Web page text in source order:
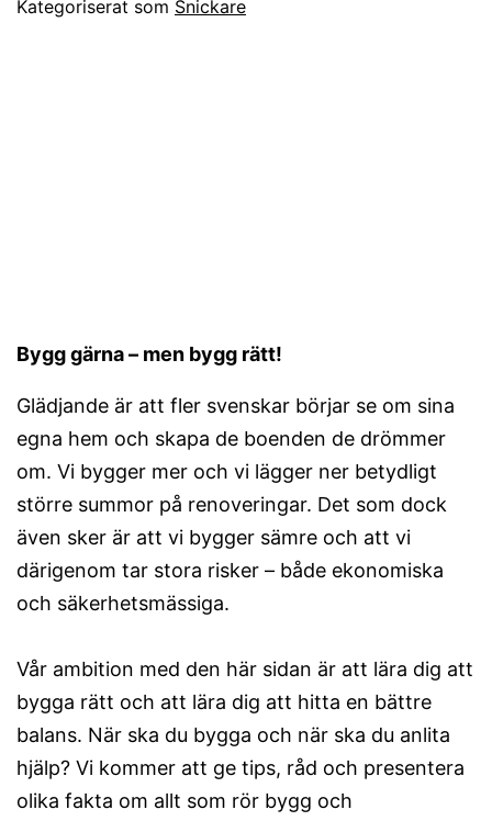
Kategoriserat som Snickare
Bygg gärna – men bygg rätt!
Glädjande är att fler svenskar börjar se om sina
egna hem och skapa de boenden de drömmer
om. Vi bygger mer och vi lägger ner betydligt
större summor på renoveringar. Det som dock
även sker är att vi bygger sämre och att vi
därigenom tar stora risker – både ekonomiska
och säkerhetsmässiga.
Vår ambition med den här sidan är att lära dig att
bygga rätt och att lära dig att hitta en bättre
balans. När ska du bygga och när ska du anlita
hjälp? Vi kommer att ge tips, råd och presentera
olika fakta om allt som rör bygg och